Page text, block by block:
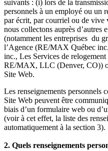
suivants : (i) lors de la
personnels à un employé ou un
par écrit, par courriel ou de vive
nous collectons auprès d’autres
(notamment les entreprises du
l’Agence (RE/MAX Québec
inc., Les Services de
RE/MAX, LLC (Denver, CO))
Site Web.
Les renseignements personnels
Site Web peuvent être
biais d’un formulaire web ou
(voir à cet effet, la liste des
automatiquement à la section 3).
2. Quels renseignements